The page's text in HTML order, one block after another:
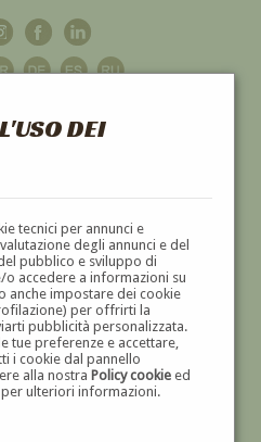
DEI
tecnici per annunci e
degli annunci e del
pubblico e sviluppo di
accedere a informazioni su
anche impostare dei cookie
per offrirti la
pubblicità personalizzata.
tue preferenze e accettare,
i cookie dal pannello
alla nostra Policy cookieed
ulteriori informazioni.
D'ARTE
'800 E '900